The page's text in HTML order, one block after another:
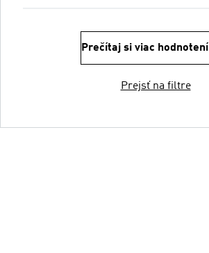
Prečítaj si viac hodnotení
Prejsť na filtre